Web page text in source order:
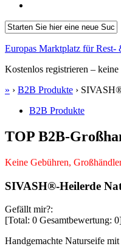
Europas Marktplatz für Rest-
Kostenlos registrieren –
» › B2B Produkte ›
B2B Produkte
TOP B2B-
Keine Gebühren,
SIVASH®-Heilerde
Gefällt mir?:
[Total: 0 Gesamtbewertung: 0
Handgemachte Naturseife